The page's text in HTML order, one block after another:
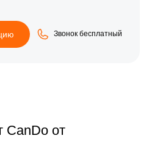
в длительном тесте.
Звонок бесплатный
CanDo от